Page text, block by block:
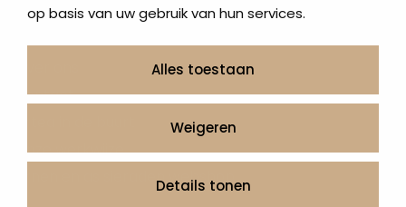
op basis van uw gebruik van hun services.
Alles toestaan
Weigeren
Details tonen
Urngrafmonumenten
Informatie
Contact
Onze werkwijze
Urnen en as sieraden webshop